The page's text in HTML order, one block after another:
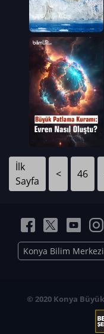
İlk
Sayfa
< 46
Konya Bilim Merkezi
© 2020 Konya